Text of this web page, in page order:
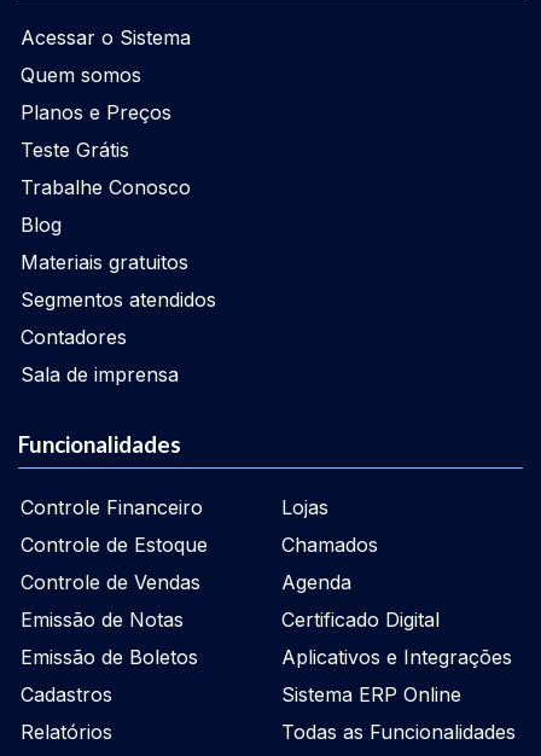
Acessar o Sistema
Quem somos
Planos e Preços
Teste Grátis
Trabalhe Conosco
Blog
Materiais gratuitos
Segmentos atendidos
Contadores
Sala de imprensa
Funcionalidades
Controle Financeiro
Controle de Estoque
Controle de Vendas
Emissão de Notas
Emissão de Boletos
Cadastros
Relatórios
Lojas
Chamados
Agenda
Certificado Digital
Aplicativos e Integrações
Sistema ERP Online
Todas as Funcionalidades